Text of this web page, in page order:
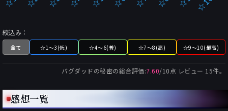
絞込み：
全て ☆1～3(低) ☆4～6(普) ☆7～8(高) ☆9～10(最高)
バグダッドの秘密の総合評価:7.60/10点 レビュー 15件。
感想一覧